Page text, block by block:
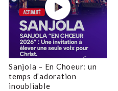
Sanjola – En Choeur: un
temps d’adoration
inoubliable